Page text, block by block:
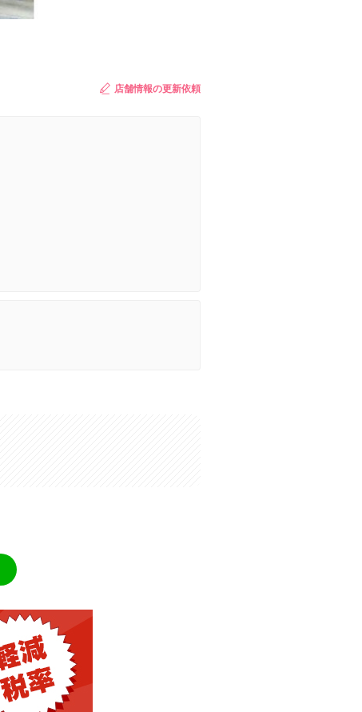
店舗情報の更新依頼